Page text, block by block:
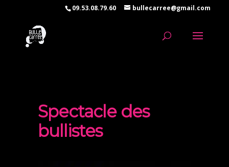
09.53.08.79.60 bullecarree@gmail.com
Spectacle des
bullistes